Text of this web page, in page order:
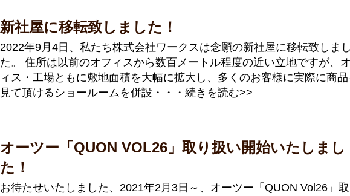
新社屋に移転致しました！
2022年9月4日、私たち株式会社ワークスは念願の新社屋に移転致しまし
た。 住所は以前のオフィスから数百メートル程度の近い立地ですが、
ィス・工場ともに敷地面積を大幅に拡大し、多くのお客様に実際に商品
見て頂けるショールームを併設・・・続きを読む>>
オーツー「QUON VOL26」取り扱い開始いたしまし
た！
お待たせいたしました、2021年2月3日～、オーツー「QUON Vol26」取